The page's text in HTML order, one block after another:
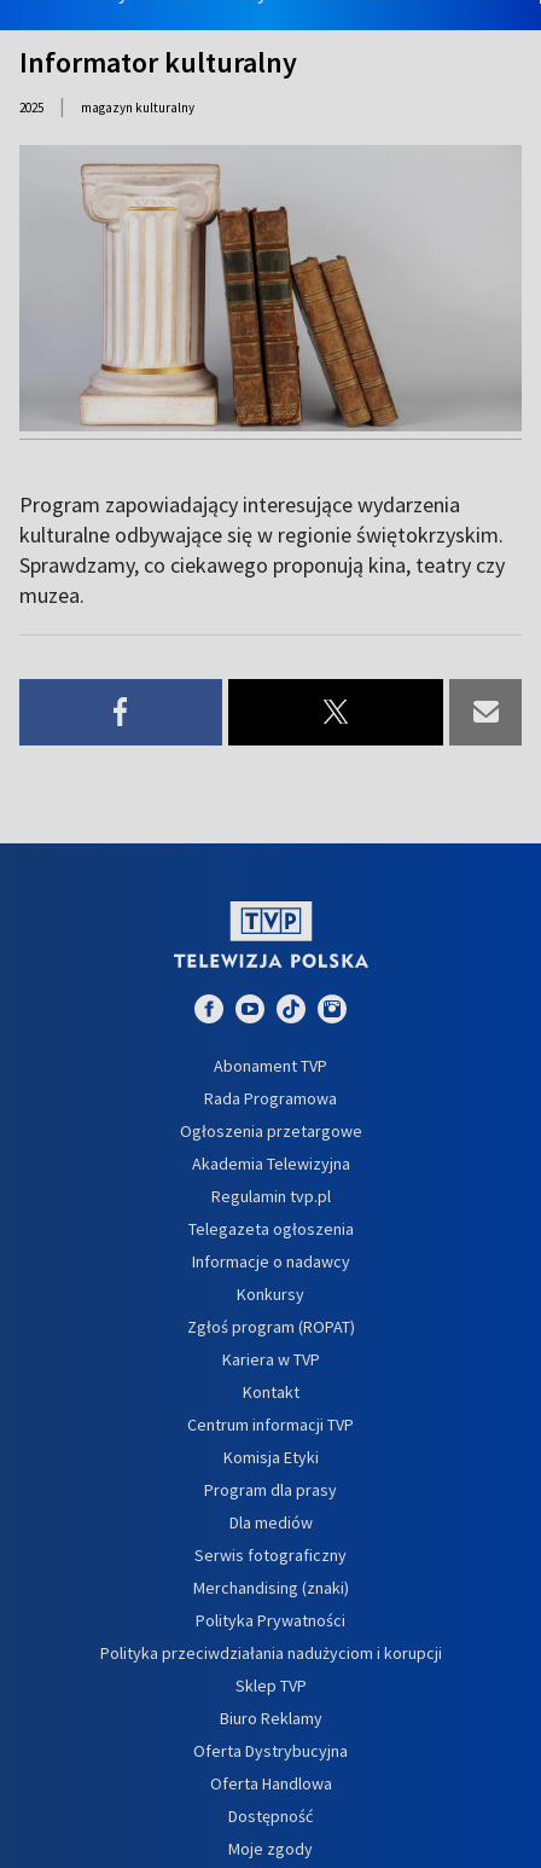
Informator kulturalny
2025 | magazyn kulturalny
Program zapowiadający interesujące wydarzenia
kulturalne odbywające się w regionie świętokrzyskim.
Sprawdzamy, co ciekawego proponują kina, teatry czy
muzea.
Abonament TVP
Rada Programowa
Ogłoszenia przetargowe
Akademia Telewizyjna
Regulamin tvp.pl
Telegazeta ogłoszenia
Informacje o nadawcy
Konkursy
Zgłoś program (ROPAT)
Kariera w TVP
Kontakt
Centrum informacji TVP
Komisja Etyki
Program dla prasy
Dla mediów
Serwis fotograficzny
Merchandising (znaki)
Polityka Prywatności
Polityka przeciwdziałania nadużyciom i korupcji
Sklep TVP
Biuro Reklamy
Oferta Dystrybucyjna
Oferta Handlowa
Dostępność
Moje zgody